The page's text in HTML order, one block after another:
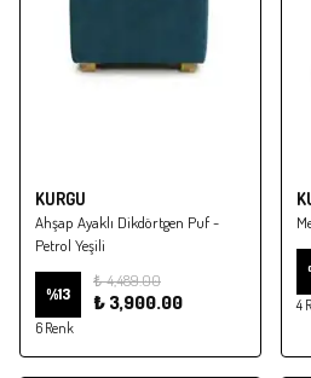
KURGU
Ahşap Ayaklı Dikdörtgen Puf -
Petrol Yeşili
%13
₺ 4,489.00
₺ 3,900.00
6 Renk
4